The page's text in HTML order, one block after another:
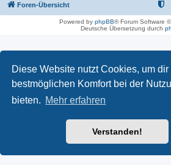
Diese Website nutzt Cookies, um dir
bestmöglichen Komfort bei der
bieten. Mehr erfahren
Verstanden!
Foren-Übersicht
Powered by phpBB® Forum Software
Deutsche Übersetzung durch